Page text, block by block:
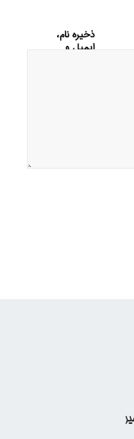
ذخیره نام،
ایمیل و